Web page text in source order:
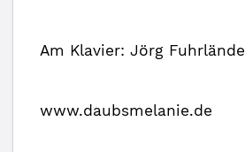
Am Klavier: Jörg
www.daubsmelanie.de